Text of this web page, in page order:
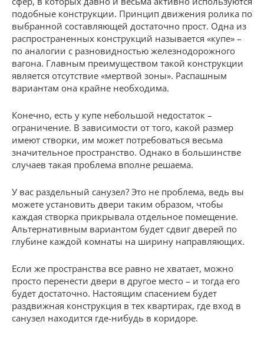
подобные конструкции. Принцип движения ролика по
выбранной составляющей достаточно прост. Одна из
распространенных конструкций называется «купе» –
по аналогии с разновидностью железнодорожного
вагона. Главным преимуществом такой конструкции
является отсутствие «мертвой зоны». Распашным
вариантам она крайне необходима.
Конечно, есть у купе небольшой недостаток –
ограничение. В зависимости от того, какой размер
имеют створки, им может потребоваться весьма
значительное пространство. Однако в большинстве
случаев такая проблема вполне решаема.
У вас раздельный санузел? Это не проблема, ведь вы
можете установить двери таким образом, чтобы
каждая створка прикрывала отдельное помещение.
Альтернативным вариантом будет сдвиг дверей по
глубине каждой комнаты на ширину направляющих.
Если же пространства все равно не хватает, можно
просто перенести двери в другое место – и тогда его
будет достаточно. Настоящим спасением будет
раздвижная конструкция в тех квартирах, где вход в
санузел находится где-нибудь в коридоре.